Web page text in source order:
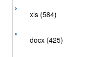
xls (584)
docx (425)